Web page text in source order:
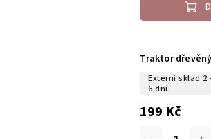
Traktor
Externí sklad 2
6 dní
199 Kč